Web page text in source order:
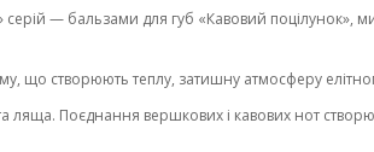
серій — бальзами для губ «Кавовий поцілунок»,
що створюють теплу, затишну атмосферу
ляща. Поєднання вершкових і кавових нот